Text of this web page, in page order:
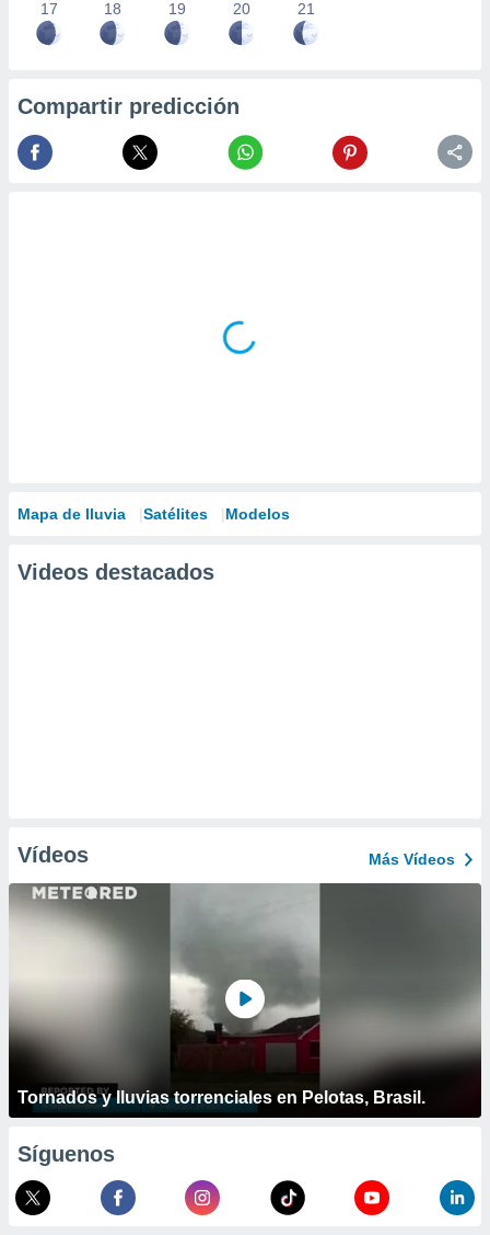
17 18 19 20 21
Compartir predicción
Mapa de lluvia Satélites Modelos
Videos destacados
Vídeos Más Vídeos
Tornados y lluvias torrenciales en Pelotas, Brasil.
Síguenos